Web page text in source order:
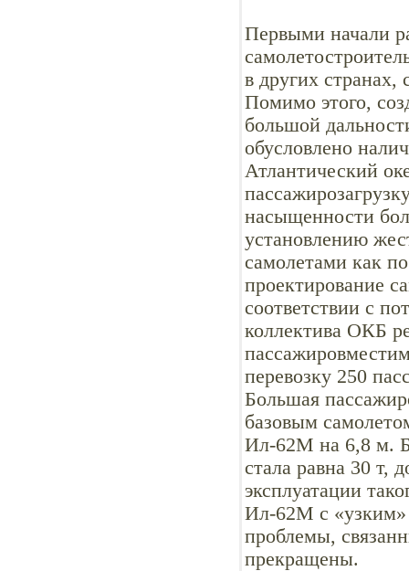
Первыми начали
в других странах,
Помимо этого,
большой
обусловлено
Атлантический
насыщенности
установлению
самолетами как
проектирование
соответствии с
коллектива ОКБ
перевозку 250
Большая
базовым
Ил-62М на 6,8 м.
стала равна 30 т,
эксплуатации
Ил-62М с «узким»
проблемы,
прекращены.